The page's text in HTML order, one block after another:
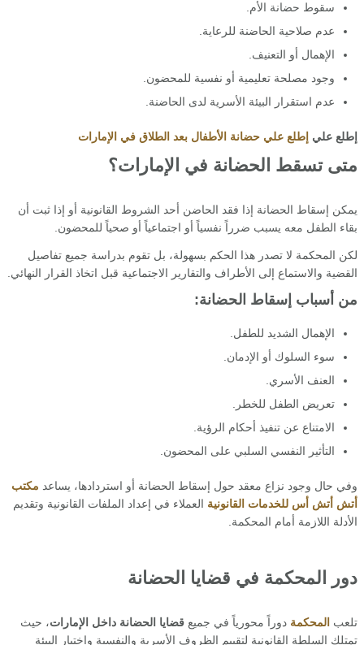
سقوط حضانة الأم.
عدم صلاحية الحاضنة للرعاية.
الإهمال أو التعنيف.
وجود مصلحة تعليمية أو نفسية للمحضون.
عدم استقرار البيئة الأسرية لدى الحاضنة.
إطلع علي إطلع علي حضانة الأطفال بعد الطلاق في الإمارات
متى تسقط الحضانة في الإمارات؟
يمكن إسقاط الحضانة إذا فقد الحاضن أحد الشروط القانونية أو إذا ثبت أن
بقاء الطفل معه يسبب ضرراً نفسياً أو اجتماعياً أو صحياً للمحضون.
لكن المحكمة لا تصدر هذا الحكم بسهولة، بل تقوم بدراسة جميع تفاصيل
القضية والاستماع إلى الأطراف والتقارير الاجتماعية قبل اتخاذ القرار النهائي.
من أسباب إسقاط الحضانة:
الإهمال الشديد للطفل.
سوء السلوك أو الإدمان.
العنف الأسري.
تعريض الطفل للخطر.
الامتناع عن تنفيذ أحكام الرؤية.
التأثير النفسي السلبي على المحضون.
وفي حال وجود نزاع معقد حول إسقاط الحضانة أو استردادها، يساعد مكتب
أتش أتش أس للخدمات القانونية العملاء في إعداد الملفات القانونية وتقديم
الأدلة اللازمة أمام المحكمة.
دور المحكمة في قضايا الحضانة
تلعب المحكمة دوراً محورياً في جميع قضايا الحضانة داخل الإمارات، حيث
تمتلك السلطة القانونية لتقييم الظروف الأسرية والنفسية واختيار البيئة